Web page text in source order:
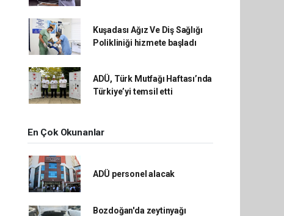
Kuşadası Ağız Ve Diş Sağlığı
Polikliniği hizmete başladı
ADÜ, Türk Mutfağı Haftası’nda
Türkiye’yi temsil etti
En Çok Okunanlar
ADÜ personel alacak
Bozdoğan'da zeytinyağı